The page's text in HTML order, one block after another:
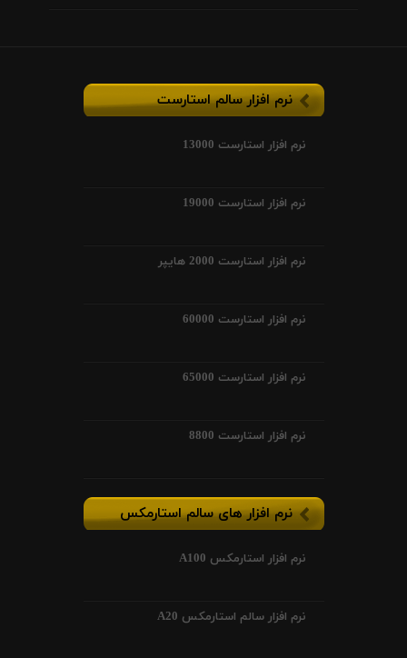
نرم افزار سالم استارست
نرم افزار استارست 13000
نرم افزار استارست 19000
نرم افزار استارست 2000 هایپر
نرم افزار استارست 60000
نرم افزار استارست 65000
نرم افزار استارست 8800
نرم افزار های سالم استارمکس
نرم افزار استارمکس A100
نرم افزار سالم استارمکس A20